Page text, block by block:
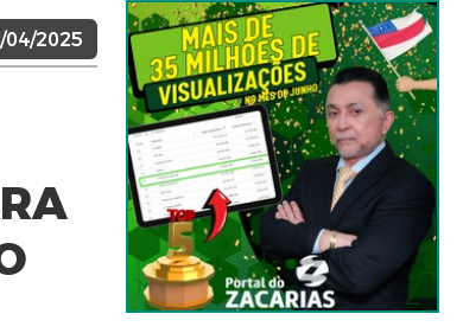
04/2025